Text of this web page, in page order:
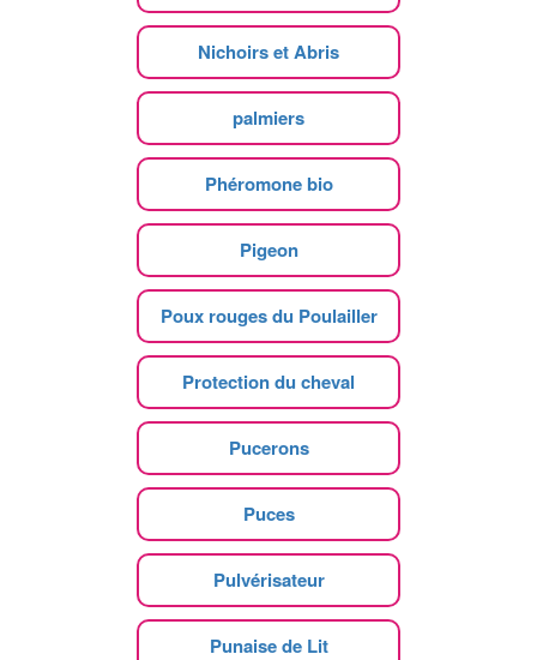
Nichoirs et Abris
palmiers
Phéromone bio
Pigeon
Poux rouges du Poulailler
Protection du cheval
Pucerons
Puces
Pulvérisateur
Punaise de Lit